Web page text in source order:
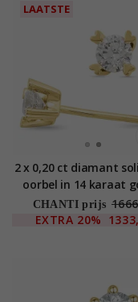
LAATSTE
2 x 0,20 ct diamant
oorbel in 14 karaat
met diamant
CHANTI prijs
EXTRA 20%